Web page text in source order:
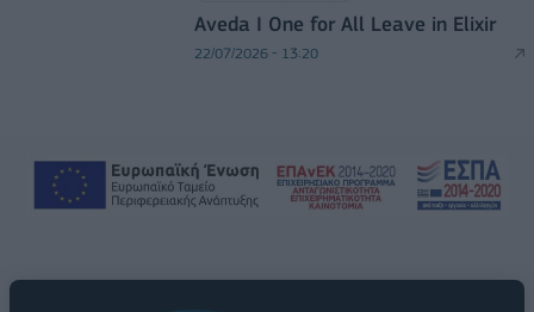
Aveda I One for All Leave in Elixir
22/07/2026 - 13:20